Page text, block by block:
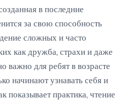
в последние
за свою способность
сложных и часто
как дружба, страхи и даже
важно для ребят в возрасте
начинают узнавать себя и
показывает практика, чтение